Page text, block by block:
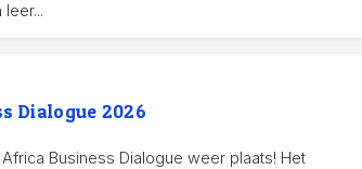
Dialogue 2026
Business Dialogue weer plaats! Het